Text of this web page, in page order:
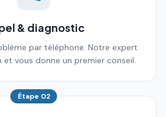
& diagnostic
par téléphone. Notre expert
et vous donne un premier conseil.
Étape 02